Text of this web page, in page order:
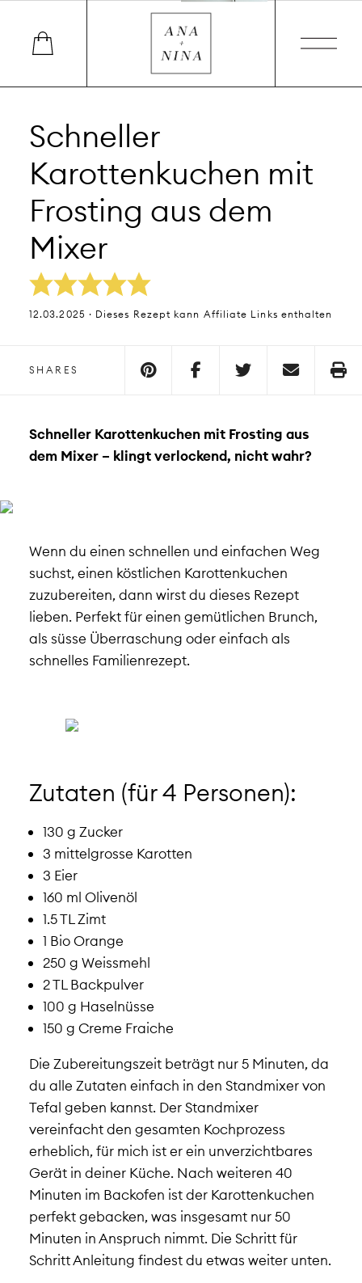
Schneller
Karottenkuchen mit
Frosting aus dem
Mixer
12.03.2025 · Dieses Rezept kann Affiliate Links enthalten
SHARES
Schneller Karottenkuchen mit Frosting aus
dem Mixer – klingt verlockend, nicht wahr?
Wenn du einen schnellen und einfachen Weg
suchst, einen köstlichen Karottenkuchen
zuzubereiten, dann wirst du dieses Rezept
lieben. Perfekt für einen gemütlichen Brunch,
als süsse Überraschung oder einfach als
schnelles Familienrezept.
Zutaten (für 4 Personen):
130 g Zucker
3 mittelgrosse Karotten
3 Eier
160 ml Olivenöl
1.5 TL Zimt
1 Bio Orange
250 g Weissmehl
2 TL Backpulver
100 g Haselnüsse
150 g Creme Fraiche
Die Zubereitungszeit beträgt nur 5 Minuten, da
du alle Zutaten einfach in den Standmixer von
Tefal geben kannst. Der Standmixer
vereinfacht den gesamten Kochprozess
erheblich, für mich ist er ein unverzichtbares
Gerät in deiner Küche. Nach weiteren 40
Minuten im Backofen ist der Karottenkuchen
perfekt gebacken, was insgesamt nur 50
Minuten in Anspruch nimmt. Die Schritt für
Schritt Anleitung findest du etwas weiter unten.